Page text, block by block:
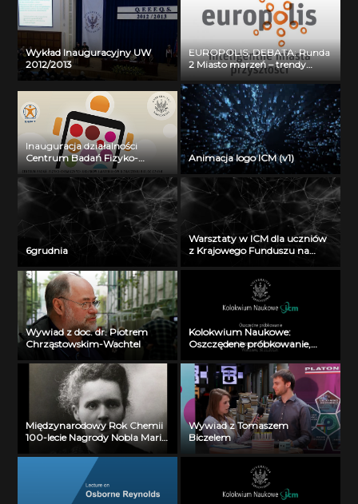
Wykład Inauguracyjny UW
2012/2013
EUROPOLIS; DEBATA: Runda
2 Miasto marzeń – trendy
rozwojowe a preferencje
obywateli
Inauguracja działalności
Centrum Badań Fizyko-
Chemicznych Układów i
Materiałów o Znaczeniu
Biologicznym: prof. dr hab.
Wojciech Grochala
Animacja logo ICM (v1)
6grudnia
Warsztaty w ICM dla uczniów
z Krajowego Funduszu na
Wywiad z doc. dr. Piotrem
Chrząstowskim-Wachtel
Kolokwium Naukowe:
Oszczędene próbkowanie,
prof. Przemysław Wojtaszczyk
(30 listopada 2012)
Międzynarodowy Rok Chemii
100-lecie Nagrody Nobla Marii
Skłodowskiej-Curie 1-4
Wywiad z Tomaszem
Biczelem